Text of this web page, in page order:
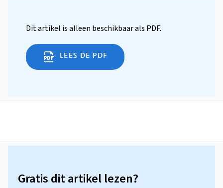
Dit artikel is alleen beschikbaar als PDF.
LEES DE PDF
Gratis dit artikel lezen?